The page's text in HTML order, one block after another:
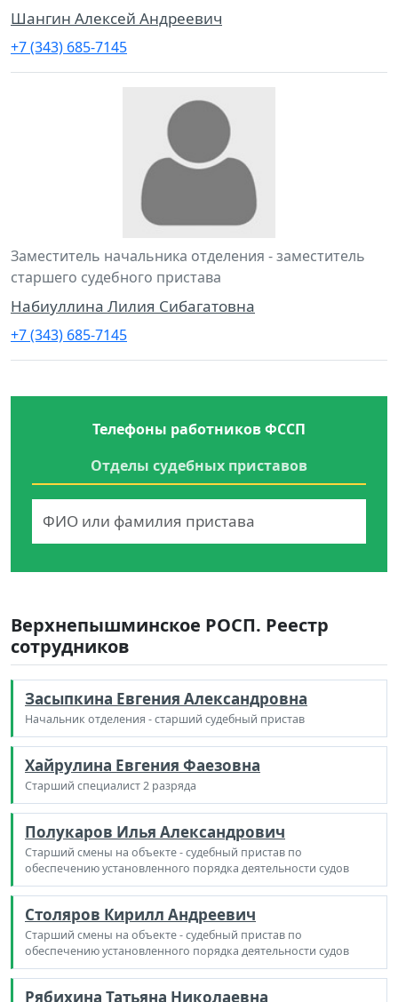
Шангин Алексей Андреевич
+7 (343) 685-7145
Заместитель начальника отделения - заместитель
старшего судебного пристава
Набиуллина Лилия Сибагатовна
+7 (343) 685-7145
Телефоны работников ФССП
Отделы судебных приставов
Верхнепышминское РОСП. Реестр
сотрудников
Засыпкина Евгения Александровна
Начальник отделения - старший судебный пристав
Хайрулина Евгения Фаезовна
Старший специалист 2 разряда
Полукаров Илья Александрович
Старший смены на объекте - судебный пристав по
обеспечению установленного порядка деятельности судов
Столяров Кирилл Андреевич
Старший смены на объекте - судебный пристав по
обеспечению установленного порядка деятельности судов
Рябихина Татьяна Николаевна